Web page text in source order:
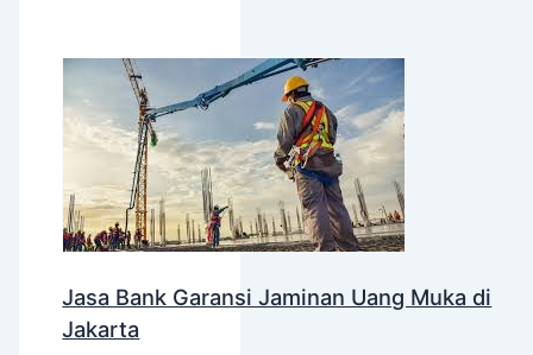
Jasa Bank Garansi Jaminan Uang Muka di
Jakarta